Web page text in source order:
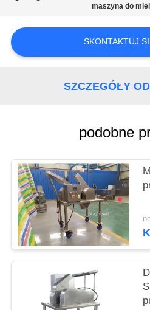
AKTUALNOŚCI
PRIVACY
POLICY
maszyna do
SKONTAKTUJ
SZCZEGÓŁY
podobne